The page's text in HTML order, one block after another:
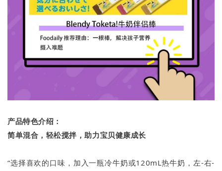
产品特色介绍：
简单混合，轻松搅拌，助力宝贝健康成长
“选择喜欢的口味，加入一瓶冷牛奶或120mL热牛奶，左-右-